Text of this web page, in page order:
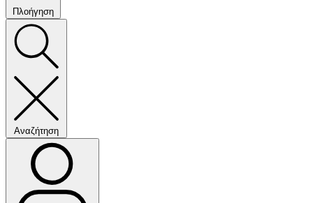
Πλοήγηση
Αναζήτηση